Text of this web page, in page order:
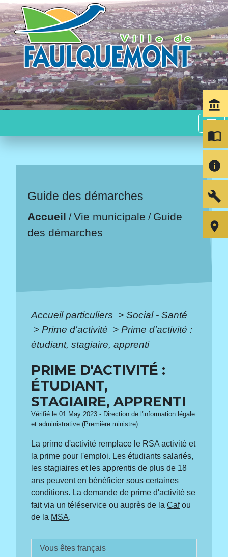
menu
Guide des démarches
Accueil /Vie municipale / Guide
des démarches
Accueil particuliers > Social - Santé
> Prime d'activité > Prime d'activité :
étudiant, stagiaire, apprenti
PRIME D'ACTIVITÉ :
ÉTUDIANT,
STAGIAIRE, APPRENTI
Vérifié le 01 May 2023 - Direction de l'information légale
et administrative (Première ministre)
La prime d'activité remplace le RSA activité et
la prime pour l'emploi. Les étudiants salariés,
les stagiaires et les apprentis de plus de 18
ans peuvent en bénéficier sous certaines
conditions. La demande de prime d'activité se
fait via un téléservice ou auprès de laCafou
de la MSA.
Vous êtes français
account_balance
import_contacts
info
build
room